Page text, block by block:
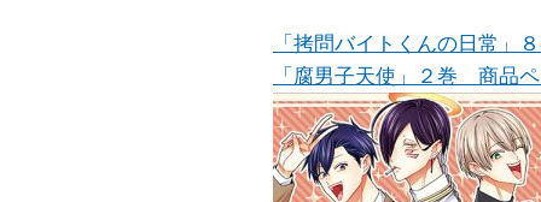
「拷問バイトくんの日常」
「腐男子天使」２巻 商品